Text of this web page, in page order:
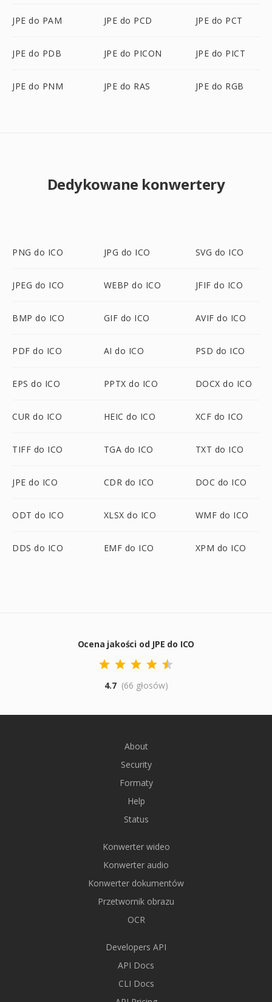
JPE do PAM JPE do PCD JPE do PCT
JPE do PDB JPE do PICON JPE do PICT
JPE do PNM JPE do RAS JPE do RGB
Dedykowane konwertery
PNG do ICO JPG do ICO SVG do ICO
JPEG do ICO WEBP do ICO JFIF do ICO
BMP do ICO GIF do ICO AVIF do ICO
PDF do ICO AI do ICO PSD do ICO
EPS do ICO PPTX do ICO DOCX do ICO
CUR do ICO HEIC do ICO XCF do ICO
TIFF do ICO TGA do ICO TXT do ICO
JPE do ICO CDR do ICO DOC do ICO
ODT do ICO XLSX do ICO WMF do ICO
DDS do ICO EMF do ICO XPM do ICO
Ocena jakości od JPE do ICO
4.7 (66 głosów)
About
Security
Formaty
Help
Status
Konwerter wideo
Konwerter audio
Konwerter dokumentów
Przetwornik obrazu
OCR
Developers API
API Docs
CLI Docs